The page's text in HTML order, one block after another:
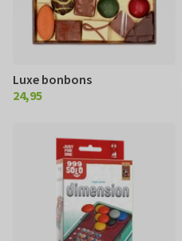
Luxe bonbons
€ 24,95
24,95